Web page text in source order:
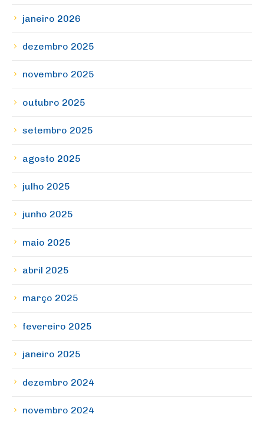
janeiro 2026
dezembro 2025
novembro 2025
outubro 2025
setembro 2025
agosto 2025
julho 2025
junho 2025
maio 2025
abril 2025
março 2025
fevereiro 2025
janeiro 2025
dezembro 2024
novembro 2024